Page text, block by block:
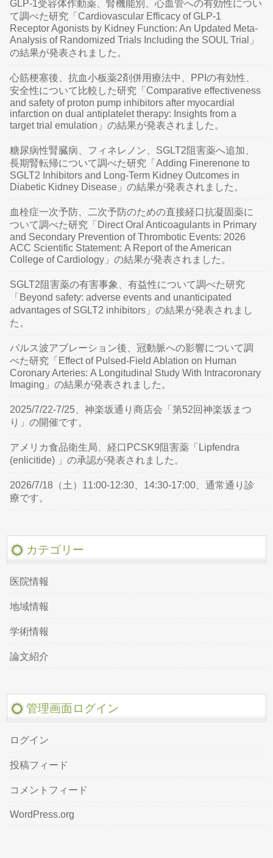
GLP-1受容体作動薬、腎機能別、心血管への有効性につい
て調べた研究「Cardiovascular Efficacy of GLP-1
Receptor Agonists by Kidney Function: An Updated Meta-
Analysis of Randomized Trials Including the SOUL Trial」
の結果が発表されました。
心筋梗塞後、抗血小板薬2剤併用療法中、PPIの有効性、
安全性について比較した研究「Comparative effectiveness
and safety of proton pump inhibitors after myocardial
infarction on dual antiplatelet therapy: Insights from a
target trial emulation」の結果が発表されました。
糖尿病性腎臓病、フィネレノン、SGLT2阻害薬へ追加、
長期腎転帰について調べた研究「Adding Finerenone to
SGLT2 Inhibitors and Long-Term Kidney Outcomes in
Diabetic Kidney Disease」の結果が発表されました。
血栓症一次予防、二次予防のための直接経口抗凝固薬に
ついて調べた研究「Direct Oral Anticoagulants in Primary
and Secondary Prevention of Thrombotic Events: 2026
ACC Scientific Statement: A Report of the American
College of Cardiology」の結果が発表されました。
SGLT2阻害薬の有害事象、有益性について調べた研究
「Beyond safety: adverse events and unanticipated
advantages of SGLT2 inhibitors」の結果が発表されまし
た。
パルス波アブレーション後、冠動脈への影響について調
べた研究「Effect of Pulsed-Field Ablation on Human
Coronary Arteries: A Longitudinal Study With Intracoronary
Imaging」の結果が発表されました。
2025/7/22-7/25、神楽坂通り商店会「第52回神楽坂まつ
り」の開催です。
アメリカ食品衛生局、経口PCSK9阻害薬「Lipfendra
(enlicitide) 」の承認が発表されました。
2026/7/18（土）11:00-12:30、14:30-17:00、通常通り診
療です。
カテゴリー
医院情報
地域情報
学術情報
論文紹介
管理画面ログイン
ログイン
投稿フィード
コメントフィード
WordPress.org